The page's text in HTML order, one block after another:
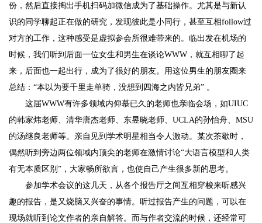
份，然后直接掏出手机扫码加微信成为了基础操作。尤其是与新认
识的同学聊起正在做的研究，发现彼此是小同行，甚至互相follow过
对方的工作，这种感受是虚拟参会所很难带来的。临出发在机场的
时候，我们听到后面一位女生和男生在谈论WWW，就互相聊了起
来，后面也一起出行，成为了很好的朋友。用这位男生的朋友圈来
总结：“本以为要千里走单骑，没想到四海之内皆兄弟” 。
这届WWW有许多领域内仰慕已久的老师也亲临会场，如UIUC
的韩家炜老师、清华唐杰老师、东昱晓老师、UCLA的孙怡舟、MSU
的汤继良老师等。亲自见到学术明星相当令人激动。某次茶歇时，
偶然听到旁边两位领域内顶尖的老师在激情讨论“大语言模型和人类
有无本质区别”，大家畅所欲言，也使自己产生很多新的思考。
参加学术会议的这几天，从各个报告厅之间互相穿梭来听感兴
趣的报告，是又烧脑又兴奋的事情。听过报告产生的问题，可以在
现场就听到论文作者的亲自解答。而与作者交流的时候，还经常可